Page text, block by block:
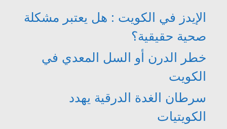
الإيدز في الكويت : هل يعتبر مشكلة
صحية حقيقية؟
خطر الدرن أو السل المعدي في
الكويت
سرطان الغدة الدرقية يهدد
الكويتيات